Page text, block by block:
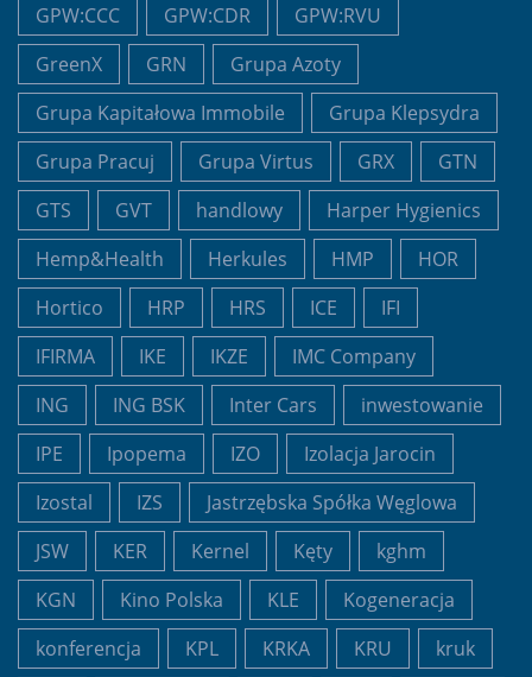
GPW:CCC GPW:CDR
GPW:RVU
GreenX
GRN
Grupa Azoty
Grupa Kapitałowa Immobile
Grupa Klepsydra
Grupa Pracuj
Grupa Virtus GRX
GTN
GTS
GVT handlowy
Harper Hygienics
Hemp&Health
Herkules HMP
HOR
Hortico
HRP HRS ICE
IFI
IFIRMA
IKE IKZE
IMC Company
ING
ING BSK Inter Cars
inwestowanie
IPE
Ipopema IZO
Izolacja Jarocin
Izostal
IZS
Jastrzębska Spółka Węglowa
JSW
KER Kernel Kęty
kghm
KGN
Kino Polska KLE
Kogeneracja
konferencja
KPL KRKA KRU
kruk